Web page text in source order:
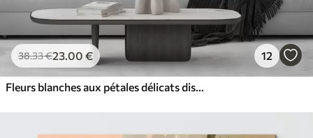
38.33€23.00 € 12
Fleurs blanches aux pétales délicats disposées dans un joli motif floral sur un fond clair